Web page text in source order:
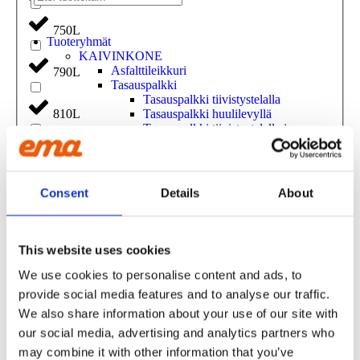
Consent Details About
This website uses cookies
We use cookies to personalise content and ads, to
provide social media features and to analyse our traffic.
We also share information about your use of our site with
our social media, advertising and analytics partners who
may combine it with other information that you’ve
750L
790L
810L
850L
900L
950L
95L
Tuoteryhmät
KAIVINKONE
Asfalttileikkuri
Tasauspalkki
Tasauspalkki tiivistystelalla
Tasauspalkki huulilevyllä
Tasauspalkki tiivistystelalla ja
Louhoskauha
Kuokkakauha
Kiinnike
Listaharjan kiinnike
Esirepijä
Välppäkauha
Hyd-tilttikauha
Kaapeliaura
Kaapelikauha
Hara
Purkutanko